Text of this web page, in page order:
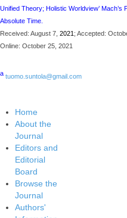
Unified Theory; Holistic Worldview’ Mach’s
Absolute Time.
Received: August 7, 2021 ; Accepted:
Online: October 25, 2021
a tuomo.suntola@gmail.com
Home
About the
Journal
Editors and
Editorial
Board
Browse the
Journal
Authors'